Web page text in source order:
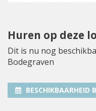
Huren op deze
Dit is nu nog
Bodegraven
BESCHIKBAARHEID